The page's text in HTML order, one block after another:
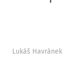
Lukáš Havránek